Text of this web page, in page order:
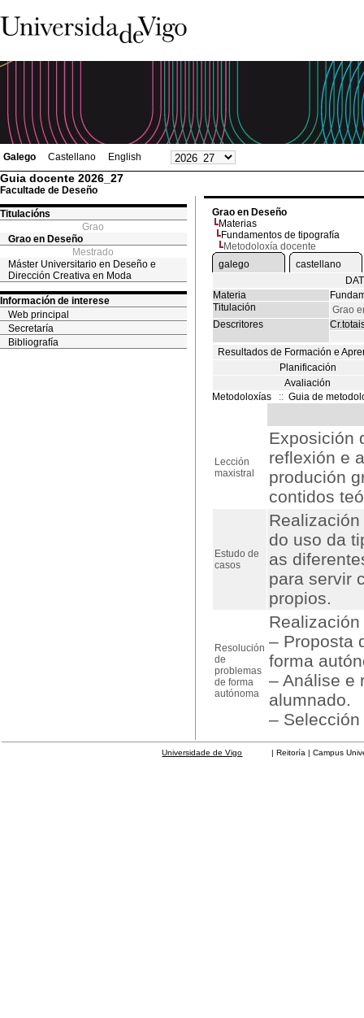
Galego Castellano English
Guia docente 2026_27
Facultade de Deseño
Titulacións
Grao
Grao en Deseño
Mestrado
Máster Universitario en Deseño e
Dirección Creativa en Moda
Información de interese
Web principal
Secretaría
Bibliografía
Grao en Deseño
Materias
Fundamentos de tipografía
Metodoloxía docente
galego
castellano
Materia
Titulación
Grao
Descritores
Resultados de Formación e
Planificación
Avaliación
Metodoloxías
:: Guia de
Lección
maxistral
Exposición
reflexión e
produción
contidos
Estudo de
casos
do uso da
as
para servir
propios.
Resolución
de
problemas
de forma
autónoma
– Proposta
forma
– Análise e
alumnado.
–
Universidade de Vigo | Reitoría | Campus